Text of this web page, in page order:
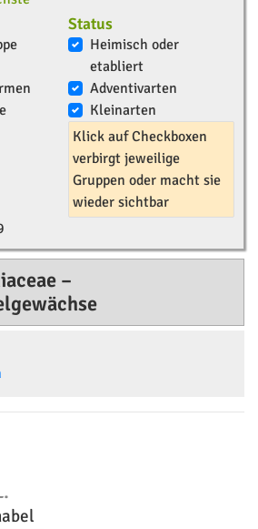
Status
Heimisch oder
etabliert
Adventivarten
Kleinarten
Klick auf Checkboxen
verbirgt jeweilige
Gruppen oder macht sie
wieder sichtbar
–